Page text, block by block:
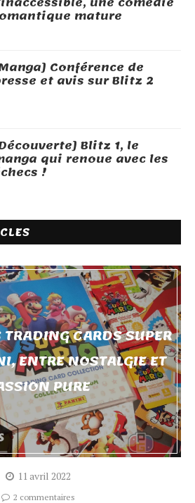
mature
Conférence de
et avis sur Blitz 2
Blitz 1, le
qui renoue avec les
!
TRADING CARDS SUPER
ENTRE NOSTALGIE ET
PURE
11 avril 2022
2 commentaires